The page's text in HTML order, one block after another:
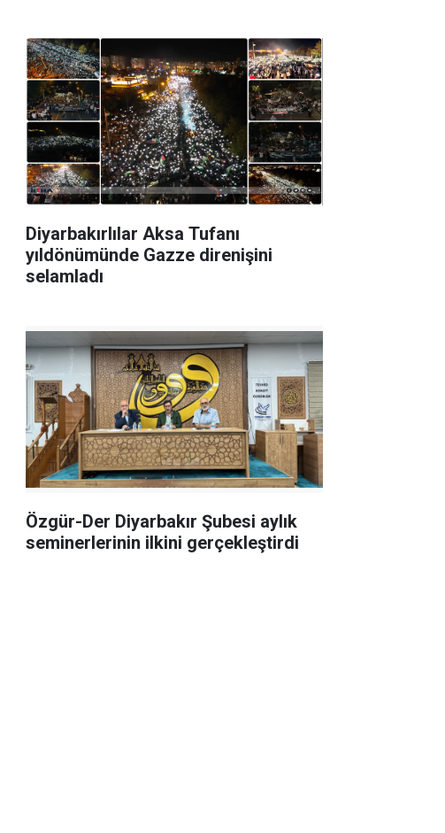
Diyarbakırlılar Aksa Tufanı
yıldönümünde Gazze direnişini
selamladı
Özgür-Der Diyarbakır Şubesi aylık
seminerlerinin ilkini gerçekleştirdi